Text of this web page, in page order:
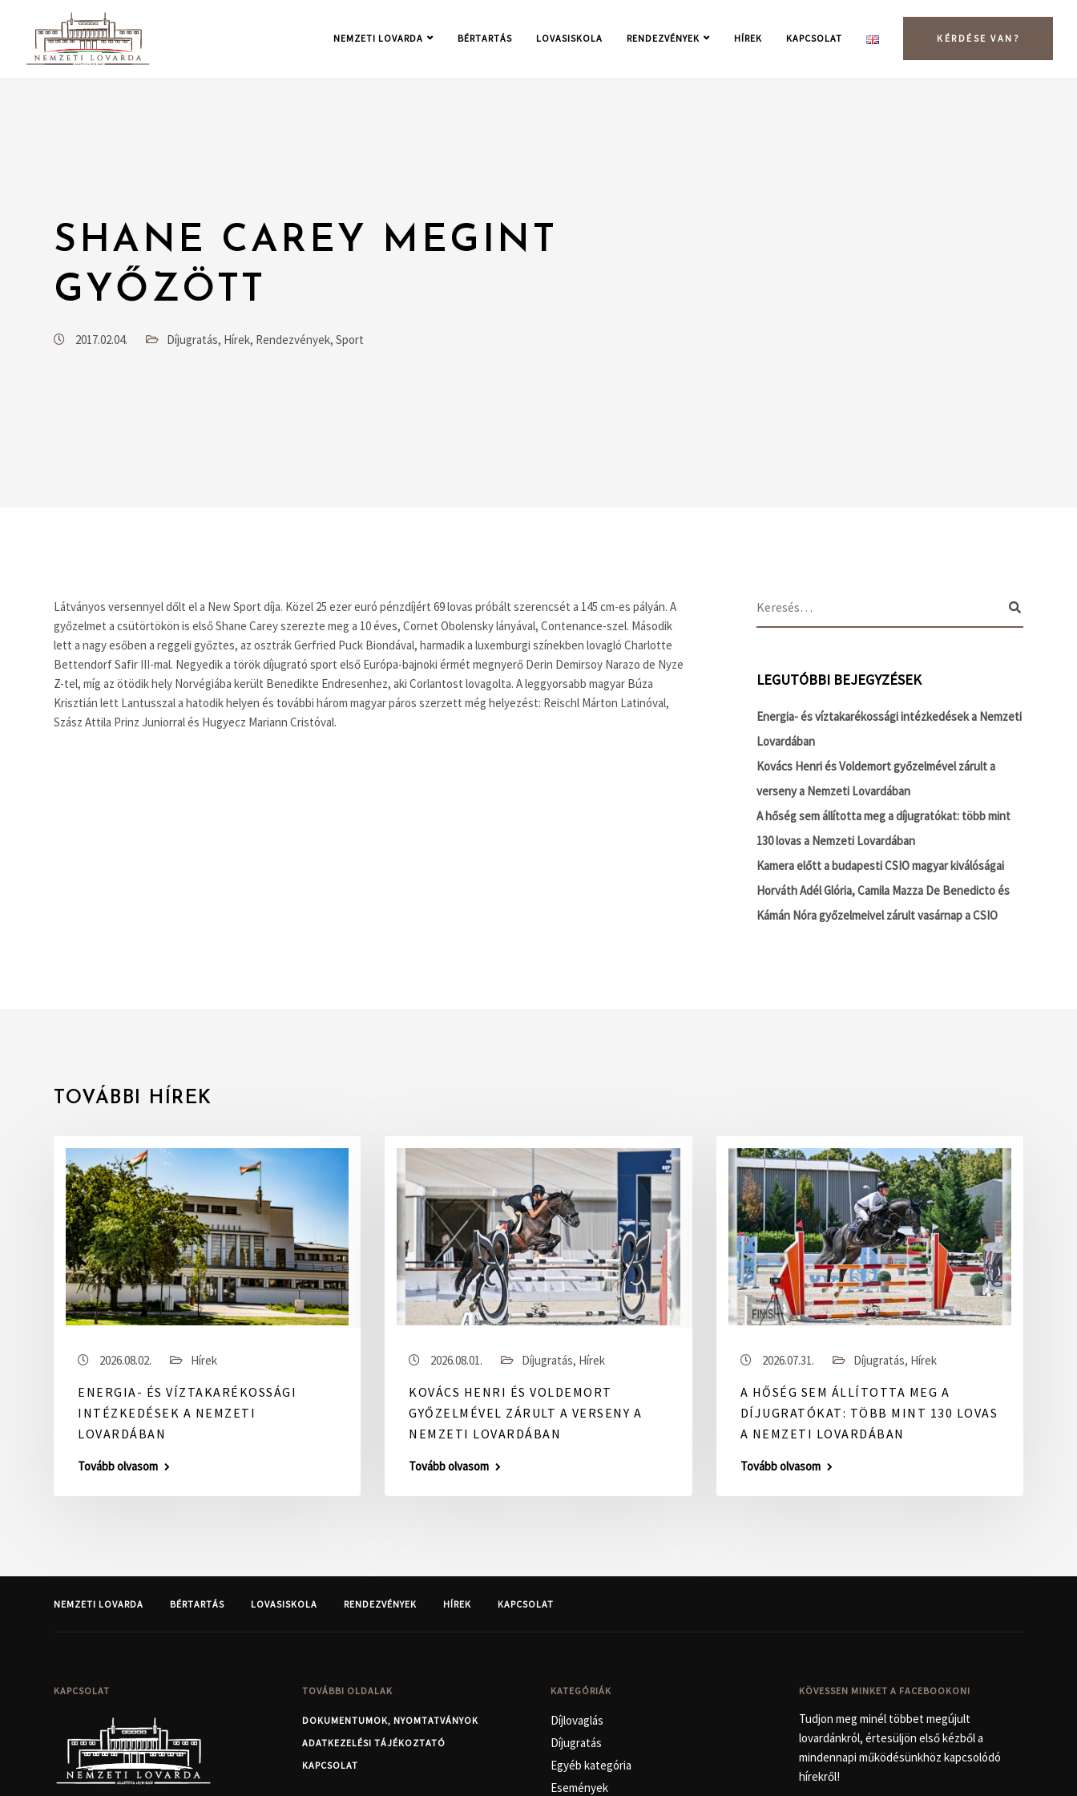
NEMZETI LOVARDA BÉRTARTÁS LOVASISKOLA RENDEZVÉNYEK HÍREK KAPCSOLAT KÉRDÉSE VAN?
SHANE CAREY MEGINT
GYŐZÖTT
2017.02.04. Díjugratás, Hírek, Rendezvények, Sport
Látványos versennyel dőlt el a New Sport díja. Közel 25 ezer euró pénzdíjért 69 lovas próbált szerencsét a 145 cm-es pályán. A
győzelmet a csütörtökön is első Shane Carey szerezte meg a 10 éves, Cornet Obolensky lányával, Contenance-szel. Második
lett a nagy esőben a reggeli győztes, az osztrák Gerfried Puck Biondával, harmadik a luxemburgi színekben lovagló Charlotte
Bettendorf Safir III-mal. Negyedik a török díjugrató sport első Európa-bajnoki érmét megnyerő Derin Demirsoy Narazo de Nyze
Z-tel, míg az ötödik hely Norvégiába került Benedikte Endresenhez, aki Corlantost lovagolta. A leggyorsabb magyar Búza
Krisztián lett Lantusszal a hatodik helyen és további három magyar páros szerzett még helyezést: Reischl Márton Latinóval,
Szász Attila Prinz Juniorral és Hugyecz Mariann Cristóval.
LEGUTÓBBI BEJEGYZÉSEK
Energia- és víztakarékossági intézkedések a Nemzeti
Lovardában
Kovács Henri és Voldemort győzelmével zárult a
verseny a Nemzeti Lovardában
A hőség sem állította meg a díjugratókat: több mint
130 lovas a Nemzeti Lovardában
Kamera előtt a budapesti CSIO magyar kiválóságai
Horváth Adél Glória, Camila Mazza De Benedicto és
Kámán Nóra győzelmeivel zárult vasárnap a CSIO
TOVÁBBI HÍREK
2026.08.02. Hírek
ENERGIA- ÉS VÍZTAKARÉKOSSÁGI
INTÉZKEDÉSEK A NEMZETI
LOVARDÁBAN
Tovább olvasom
2026.08.01. Díjugratás, Hírek
KOVÁCS HENRI ÉS VOLDEMORT
GYŐZELMÉVEL ZÁRULT A VERSENY A
NEMZETI LOVARDÁBAN
Tovább olvasom
2026.07.31. Díjugratás, Hírek
A HŐSÉG SEM ÁLLÍTOTTA MEG A
DÍJUGRATÓKAT: TÖBB MINT 130 LOVAS
A NEMZETI LOVARDÁBAN
Tovább olvasom
NEMZETI LOVARDA BÉRTARTÁS LOVASISKOLA RENDEZVÉNYEK HÍREK KAPCSOLAT
KAPCSOLAT TOVÁBBI OLDALAK
DOKUMENTUMOK, NYOMTATVÁNYOK
ADATKEZELÉSI TÁJÉKOZTATÓ
KAPCSOLAT
KATEGÓRIÁK
Díjlovaglás
Díjugratás
Egyéb kategória
Események
KÖVESSEN MINKET A FACEBOOKON!
Tudjon meg minél többet megújult
lovardánkról, értesüljön első kézből a
mindennapi működésünkhöz kapcsolódó
hírekről!